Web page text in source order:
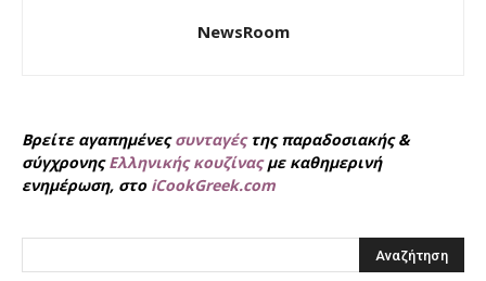
NewsRoom
Βρείτε αγαπημένεςσυνταγέςτης παραδοσιακής &
σύγχρονηςΕλληνικής κουζίναςμε καθημερινή
ενημέρωση, στο iCookGreek.com